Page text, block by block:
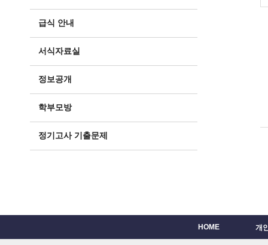
급식 안내
서식자료실
정보공개
학부모방
정기고사 기출문제
HOME 개